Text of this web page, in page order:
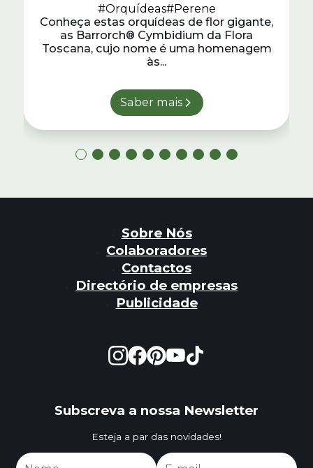
#Orquídeas#Perene
Conheça estas orquídeas de flor gigante,
as Barrorch® Cymbidium da Flora
Toscana, cujo nome é uma homenagem
às...
Saber mais
Sobre Nós
Colaboradores
Contactos
Directório de empresas
Publicidade
Subscreva a nossa Newsletter
Esteja a par das novidades!